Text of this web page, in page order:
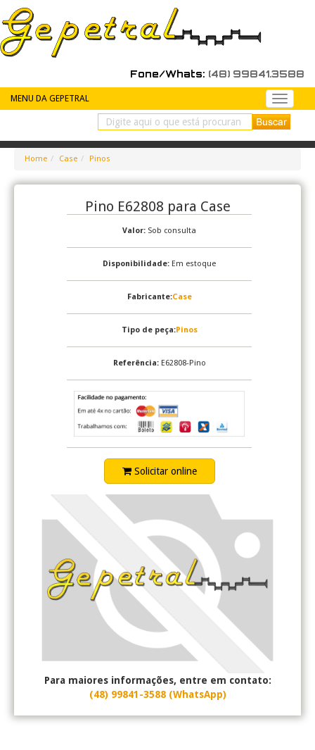
Fone/Whats: (48) 99841.3588
MENU DA GEPETRAL
Peças
de
Home Case Pinos
Pino E62808 para Case
Valor: Sob consulta
Disponibilidade: Em estoque
Fabricante:Case
Tipo de peça:Pinos
Referência:E62808-Pino
Solicitar online
Para maiores informações, entre em contato:
(48) 99841-3588 (WhatsApp)